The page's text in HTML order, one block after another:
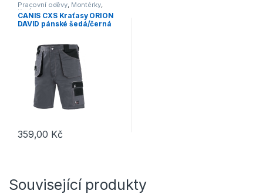
Pracovní oděvy, Montérky,
Kraťasy
CANIS CXS Kraťasy ORION
DAVID pánské šedá/černá
359,00 Kč
Související produkty